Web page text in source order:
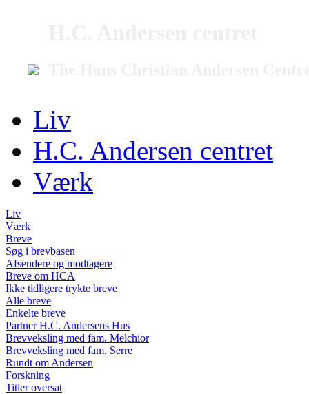
Liv
H.C. Andersen centret
Værk
Liv
Værk
Breve
Søg i brevbasen
Afsendere og modtagere
Breve om HCA
Ikke tidligere trykte breve
Alle breve
Enkelte breve
Partner H.C. Andersens Hus
Brevveksling med fam. Melchior
Brevveksling med fam. Serre
Rundt om Andersen
Forskning
Titler oversat